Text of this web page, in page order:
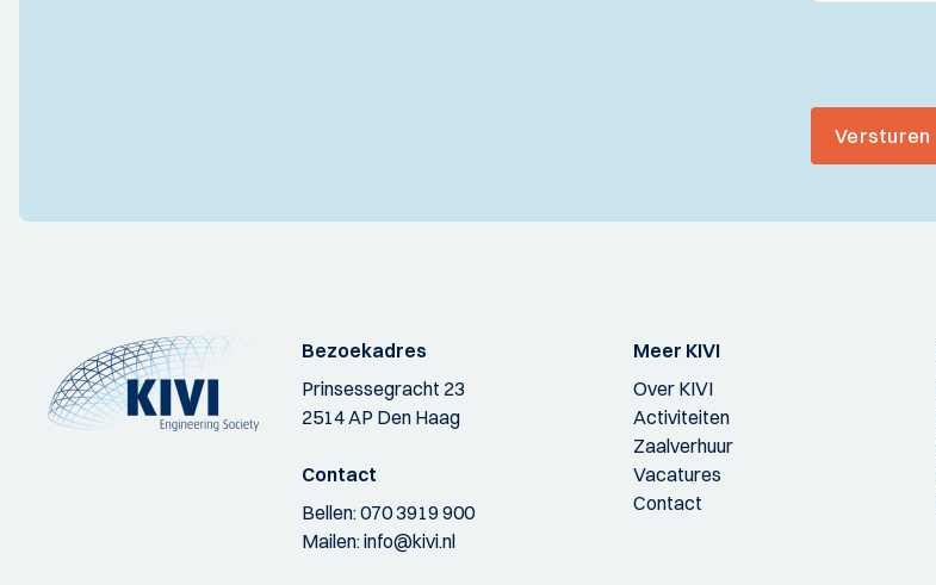
Versturen
Bezoekadres
Prinsessegracht 23
2514 AP Den Haag
Contact
Bellen:070 3919 900
Mailen:info@kivi.nl
Meer KIVI
Over KIVI
Activiteiten
Zaalverhuur
Vacatures
Contact